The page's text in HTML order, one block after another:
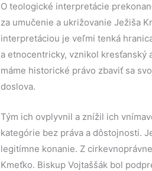
O teologické interpretácie
za umučenie a ukrižovanie Ježiša
interpretáciou je veľmi tenká
a etnocentricky, vznikol kresťanský
máme historické právo zbaviť sa
doslova.
Tým ich ovplyvnil a znížil ich
kategórie bez práva a dôstojnosti.
legitímne konanie. Z
Kmeťko. Biskup Vojtaššák bol